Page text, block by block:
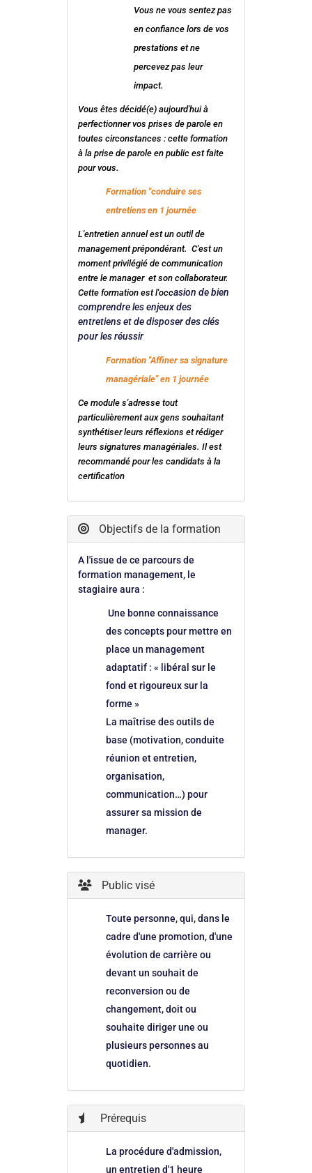
Vous ne vous sentez pas
en confiance lors de vos
prestations et ne
percevez pas leur
impact.
Vous êtes décidé(e) aujourd'hui à
perfectionner vos prises de parole en
toutes circonstances : cette formation
à la prise de parole en public est faite
pour vous.
Formation "conduire ses
entretiens en 1 journée
L'entretien annuel est un outil de
management prépondérant. C'est un
moment privilégié de communication
entre le manager et son collaborateur.
Cette formation est l'occasion de bien
comprendre les enjeux des
entretiens et de disposer des clés
pour les réussir
Formation "Affiner sa signature
managériale" en 1 journée
Ce module s'adresse tout
particulièrement aux gens souhaitant
synthétiser leurs réflexions et rédiger
leurs signatures managériales. Il est
recommandé pour les candidats à la
certification
Objectifs de la formation
A l'issue de ce parcours de
formation management, le
stagiaire aura :
Une bonne connaissance
des concepts pour mettre en
place un management
adaptatif : « libéral sur le
fond et rigoureux sur la
forme »
La maîtrise des outils de
base (motivation, conduite
réunion et entretien,
organisation,
communication…) pour
assurer sa mission de
manager.
Public visé
Toute personne, qui, dans le
cadre d'une promotion, d'une
évolution de carrière ou
devant un souhait de
reconversion ou de
changement, doit ou
souhaite diriger une ou
plusieurs personnes au
quotidien.
Prérequis
La procédure d'admission,
un entretien d'1 heure